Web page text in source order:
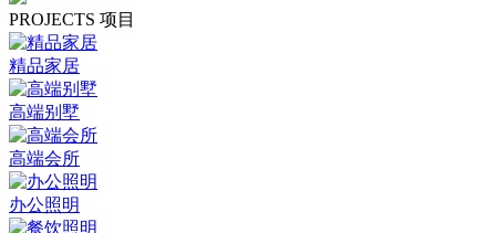
PROJECTS 项目
精品家居
高端别墅
高端会所
办公照明